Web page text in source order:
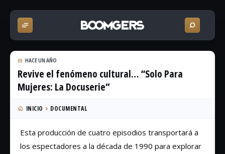
HACE UN AÑO
Revive el fenómeno cultural… “Solo Para
Mujeres: La Docuserie”
INICIO DOCUMENTAL
Esta producción de cuatro episodios transportará a
los espectadores a la década de 1990 para explorar